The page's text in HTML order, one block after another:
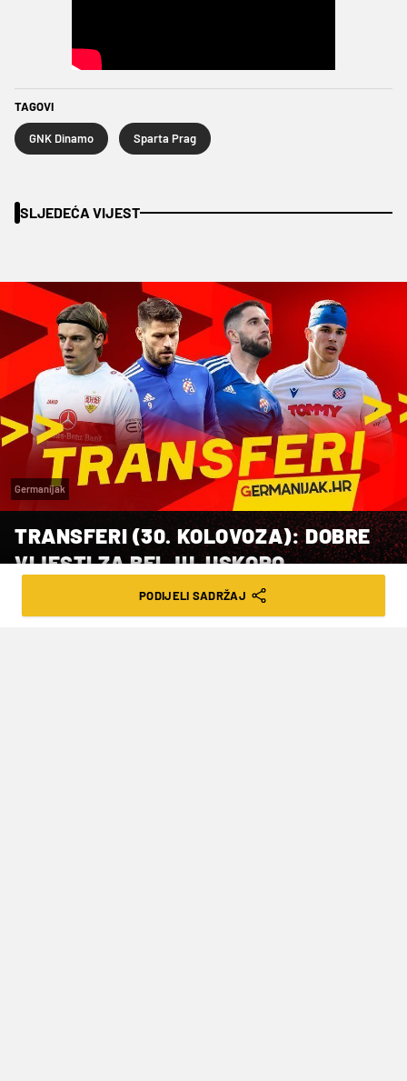
TAGOVI
GNK Dinamo Sparta Prag
SLJEDEĆA VIJEST
Germanijak
TRANSFERI (30. KOLOVOZA): DOBRE
VIJESTI ZA BELJU, USKORO
OČEKUJEMO TANDEM BADELJ-
NDOMBELE, MLADI DJED U LEEDSU
PODIJELI SADRŽAJ